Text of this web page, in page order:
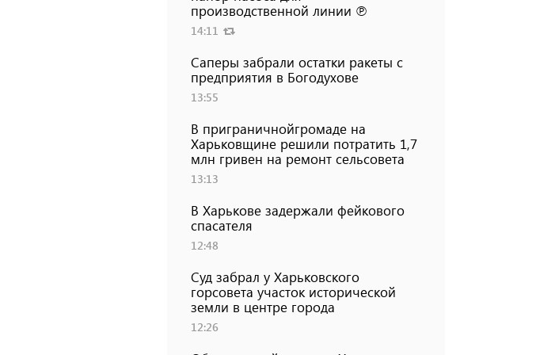
производственной линии ℗
14:11
Саперы забрали остатки ракеты с
предприятия в Богодухове
13:55
В приграничнойгромаде на
Харьковщине решили потратить 1,7
млн ​​гривен на ремонт сельсовета
13:13
В Харькове задержали фейкового
спасателя
12:48
Суд забрал у Харьковского
горсовета участок исторической
земли в центре города
12:26